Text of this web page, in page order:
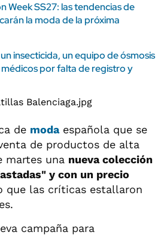
Week SS27: las tendencias de
la moda de la próxima
insecticida, un equipo de ósmosis
por falta de registro y
de modaespañola que se
de productos de alta
martes una nueva colección
y con un precio
que las críticas estallaron
campaña para